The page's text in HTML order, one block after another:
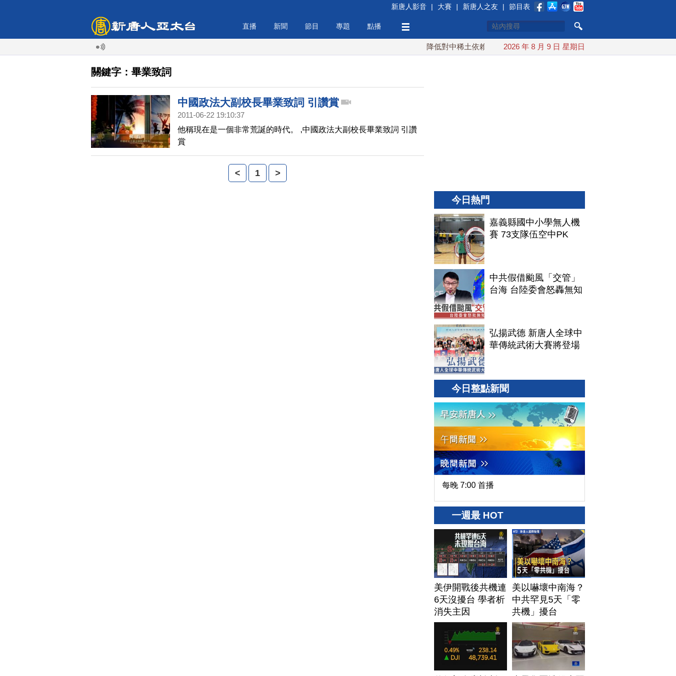
新唐人影音 | 大賽 | 新唐人之友 | 節目表
直播 新聞 節目 專題 點播
降低對中稀土依賴 川普宣布礦業投資20億美元
2026 年 8 月 9 日 星期日
關鍵字：畢業致詞
中國政法大副校長畢業致詞 引讚賞
2011-06-22 19:10:37
他稱現在是一個非常荒誕的時代。 ,中國政法大副校長畢業致詞 引讚
賞
< 1 >
今日熱門
嘉義縣國中小學無人機
賽 73支隊伍空中PK
中共假借颱風「交管」
台海 台陸委會怒轟無知
弘揚武德 新唐人全球中
華傳統武術大賽將登場
今日整點新聞
每晚 7:00 首播
一週最 HOT
美伊開戰後共機連
6天沒擾台 學者析
消失主因
美以嚇壞中南海？
中共罕見5天「零
共機」擾台